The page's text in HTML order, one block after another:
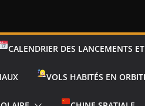
CALENDRIER DES LANCEMENTS
VOLS HABITÉS EN